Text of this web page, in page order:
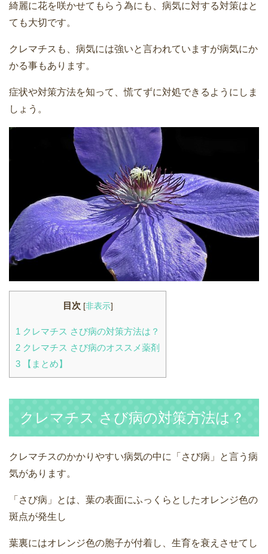
綺麗に花を咲かせてもらう為にも、病気に対する対策はと
ても大切です。
クレマチスも、病気には強いと言われていますが病気にか
かる事もあります。
症状や対策方法を知って、慌てずに対処できるようにしま
しょう。
目次 [非表示]
1 クレマチス さび病の対策方法は？
2 クレマチス さび病のオススメ薬剤
3 【まとめ】
クレマチス さび病の対策方法は？
クレマチスのかかりやすい病気の中に「さび病」と言う病
気があります。
「さび病」とは、葉の表面にふっくらとしたオレンジ色の
斑点が発生し
葉裏にはオレンジ色の胞子が付着し、生育を衰えさせてし